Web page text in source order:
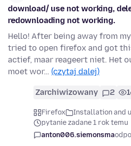
download/ use not working,
redownloading not working.
Hello! After being away from
tried to open firefox and got
actief, maar reageert niet. Het
moet wor… (czytaj dalej)
Zarchiwizowany 2
Firefox
Installation and
pytanie zadane 1 rok temu
anton006.siemonsma